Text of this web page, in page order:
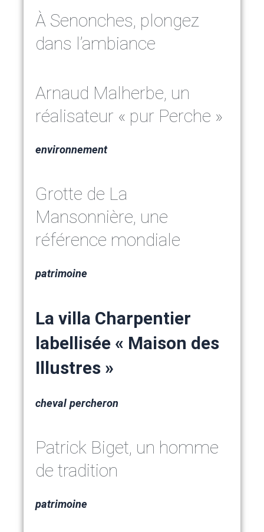
À Senonches, plongez
dans l’ambiance
Arnaud Malherbe, un
réalisateur « pur Perche »
environnement
Grotte de La
Mansonnière, une
référence mondiale
patrimoine
La villa Charpentier
labellisée « Maison des
Illustres »
cheval percheron
Patrick Biget, un homme
de tradition
patrimoine